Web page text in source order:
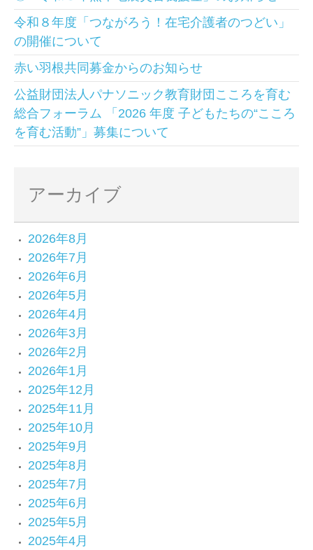
令和８年度「つながろう！在宅介護者のつどい」
の開催について
赤い羽根共同募金からのお知らせ
公益財団法人パナソニック教育財団こころを育む
総合フォーラム 「2026 年度 子どもたちの“こころ
を育む活動”」募集について
アーカイブ
2026年8月
2026年7月
2026年6月
2026年5月
2026年4月
2026年3月
2026年2月
2026年1月
2025年12月
2025年11月
2025年10月
2025年9月
2025年8月
2025年7月
2025年6月
2025年5月
2025年4月